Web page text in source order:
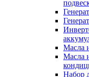
Масла
Масла
Набор